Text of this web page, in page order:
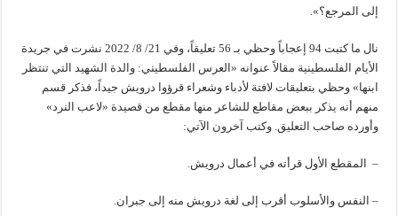
إلى المرجع؟».
نال ما كتبت 94 إعجاباً وحظي بـ 56 تعليقاً، وفي 21/ 8/ 2022 نشرت في جريدة
الأيام الفلسطينية مقالاً عنوانه «العرس الفلسطيني: والدة الشهيد التي تنتظر
ابنها» وحظي بتعليقات لافتة لأدباء وشعراء قرؤوا درويش جيداً، فذكر قسم
منهم أنه يذكر ببعض مقاطع للشاعر منها مقطع من قصيدة «لاعب النرد»
وأورده صاحب التعليق. وكتب آخرون الآتي:
– المقطع الأول قرأته في أعمال درويش.
– النفس والأسلوب أقرب إلى لغة درويش منه إلى جبران.